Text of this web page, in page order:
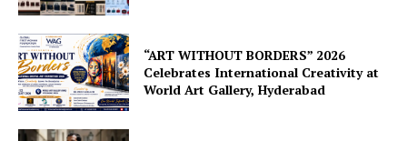
“ART WITHOUT BORDERS” 2026
Celebrates International Creativity at
World Art Gallery, Hyderabad